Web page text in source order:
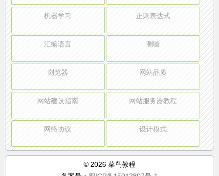
机器学习 正则表达式
汇编语言 测验
浏览器 网站品质
网站建设指南 网站服务器教程
网络协议 设计模式
© 2026 菜鸟教程